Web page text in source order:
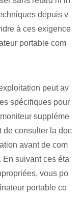
depuis v
à ces exigence
portable com
peut av
spécifiques pour
suppléme
de consulter la doc
avant de com
En suivant ces éta
vous po
portable co